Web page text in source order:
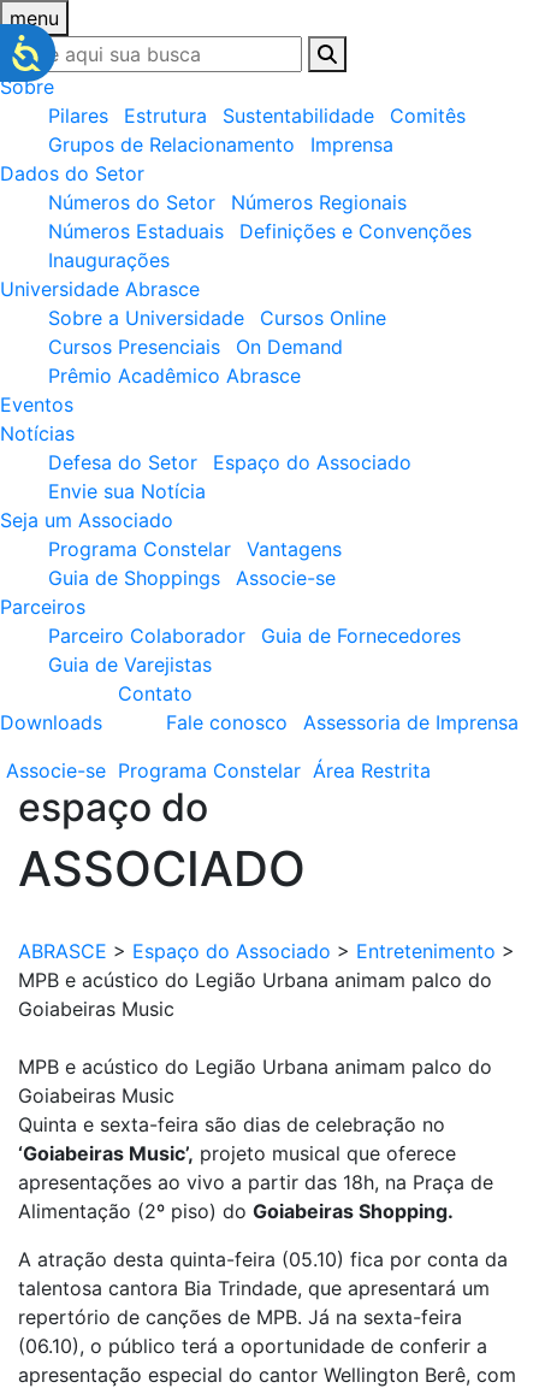
menu
Sobre
Pilares
Estrutura Sustentabilidade
Comitês
Grupos de Relacionamento
Imprensa
Dados do Setor
Números do Setor
Números Regionais
Números Estaduais
Definições e Convenções
Inaugurações
Universidade Abrasce
Sobre a Universidade
Cursos Online
Cursos Presenciais
On Demand
Prêmio Acadêmico Abrasce
Eventos
Notícias
Defesa do Setor
Espaço do Associado
Envie sua Notícia
Seja um Associado
Programa Constelar
Vantagens
Guia de Shoppings
Associe-se
Parceiros
Parceiro Colaborador
Guia de Fornecedores
Guia de Varejistas
Downloads
Contato
Fale conosco
Assessoria de Imprensa
Associe-se Programa Constelar Área Restrita
espaço do
ASSOCIADO
ABRASCE > Espaço do Associado > Entretenimento >
MPB e acústico do Legião Urbana animam palco do
Goiabeiras Music
MPB e acústico do Legião Urbana animam palco do
Goiabeiras Music
Quinta e sexta-feira são dias de celebração no
‘Goiabeiras Music’, projeto musical que oferece
apresentações ao vivo a partir das 18h, na Praça de
Alimentação (2º piso) do Goiabeiras Shopping.
A atração desta quinta-feira (05.10) fica por conta da
talentosa cantora Bia Trindade, que apresentará um
repertório de canções de MPB. Já na sexta-feira
(06.10), o público terá a oportunidade de conferir a
apresentação especial do cantor Wellington Berê, com